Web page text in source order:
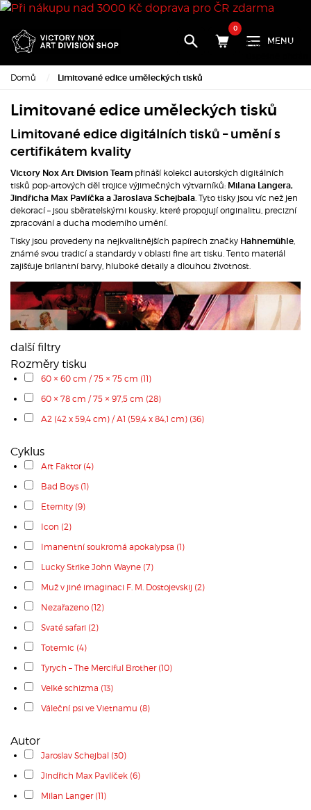
0
Produkt byl
do nákupního
×
Množství:
Celkem:
Přejděte k
MENU
Domů Limitované edice uměleckých tisků
Limitované edice uměleckých tisků
Limitované edice digitálních tisků – umění s
certifikátem kvality
Victory Nox Art Division Team přináší kolekci autorských digitálních
tisků pop-artových děl trojice výjimečných výtvarníků: Milana Langera,
Jindřicha Max Pavlíčka a Jaroslava Schejbala. Tyto tisky jsou víc než jen
dekorací – jsou sběratelskými kousky, které propojují originalitu, precizní
zpracování a ducha moderního umění.
Tisky jsou provedeny na nejkvalitnějších papírech značky Hahnemühle
známé svou tradicí a standardy v oblasti fine art tisku. Tento materiál
zajišťuje brilantní barvy, hluboké detaily a dlouhou životnost.
další filtry
Rozměry tisku
60 × 60 cm / 75 × 75 cm (11)
60 × 78 cm / 75 × 97,5 cm (28)
A2 (42 x 59,4 cm) / A1 (59,4 x 84,1 cm) (36)
Cyklus
Art Faktor (4)
Bad Boys (1)
Eternity (9)
Icon (2)
Imanentní soukromá apokalypsa (1)
Lucky Strike John Wayne (7)
Muž v jiné imaginaci F. M. Dostojevskij (2)
Nezařazeno (12)
Svaté safari (2)
Totemic (4)
Tyrych – The Merciful Brother (10)
Velké schizma (13)
Váleční psi ve Vietnamu (8)
Autor
Jaroslav Schejbal (30)
Jindřich Max Pavlíček (6)
Milan Langer (11)